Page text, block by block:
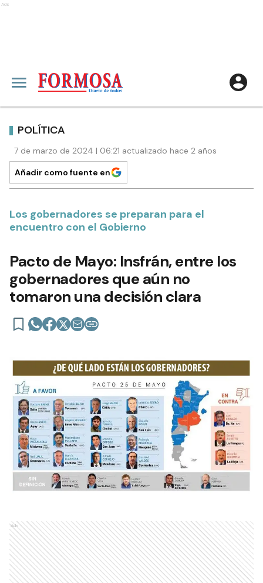
Ads
POLÍTICA
7 de marzo de 2024 | 06:21 actualizado hace 2 años
Añadir como fuente en
Los gobernadores se preparan para el
encuentro con el Gobierno
Pacto de Mayo: Insfrán, entre los
gobernadores que aún no
tomaron una decisión clara
Ads